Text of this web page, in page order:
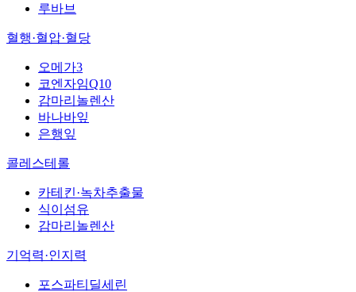
루바브
혈행·혈압·혈당
오메가3
코엔자임Q10
감마리놀렌산
바나바잎
은행잎
콜레스테롤
카테킨·녹차추출물
식이섬유
감마리놀렌산
기억력·인지력
포스파티딜세린